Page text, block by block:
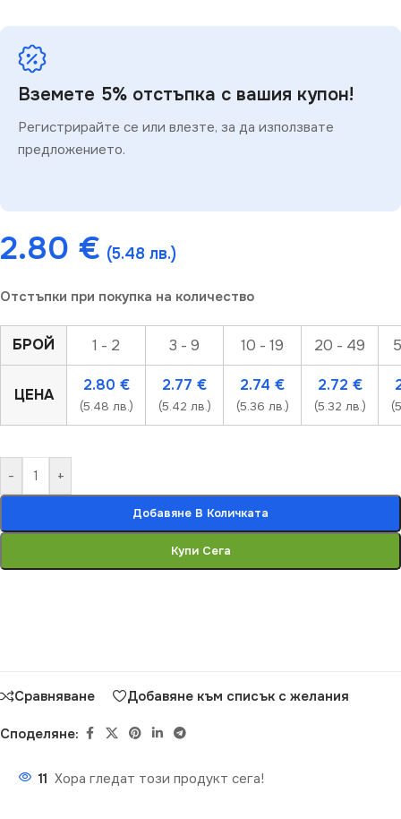
Вземете 5% отстъпка с вашия купон!
Регистрирайте се или влезте, за да използвате
предложението.
2.80 € (5.48 лв.)
Отстъпки при покупка на количество
БРОЙ 1 - 2 3 - 9 10 - 19 20 - 49
ЦЕНА
2.80 €
(5.48 лв.)
2.77 €
(5.42 лв.)
2.74 €
(5.36 лв.)
2.72 €
(5.32 лв.)
- +
Добавяне В Количката
Купи Сега
Сравняване Добавяне към списък с желания
Споделяне:
11 Хора гледат този продукт сега!